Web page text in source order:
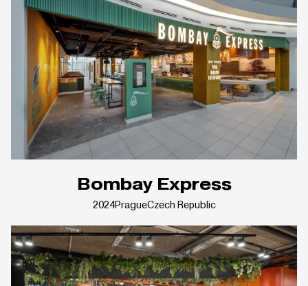
Bombay Express
2024PragueCzech Republic